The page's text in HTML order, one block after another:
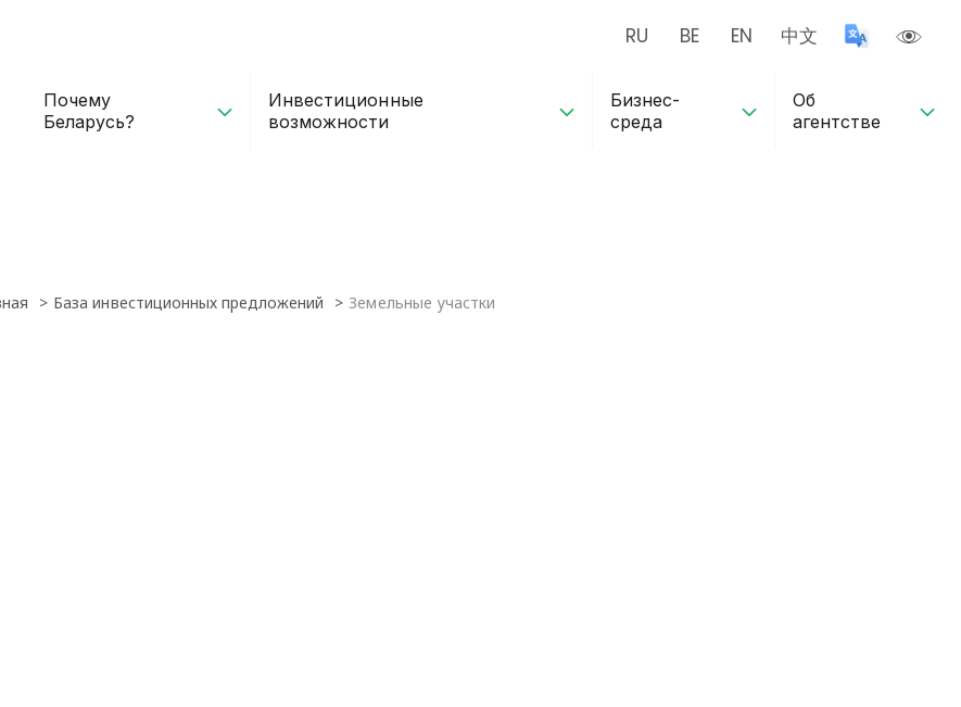
RU BE EN 中文
Почему
Беларусь?
Инвестиционные
возможности
Бизнес-
среда
Об
агентстве
База инвестиционных предложений Земельные участки